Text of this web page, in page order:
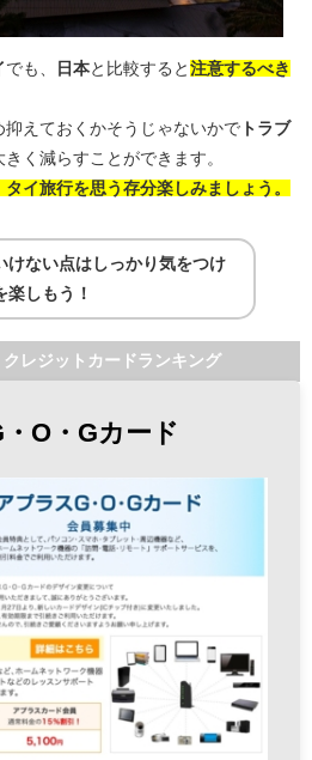
でも、 日本と比較すると 注意するべき
えておくかそうじゃないかで トラブ
く減らすことができます。
イ旅行を思う存分楽しみましょう。
けない点はしっかり気をつけ
楽しもう！
レジットカードランキング
O・Gカード